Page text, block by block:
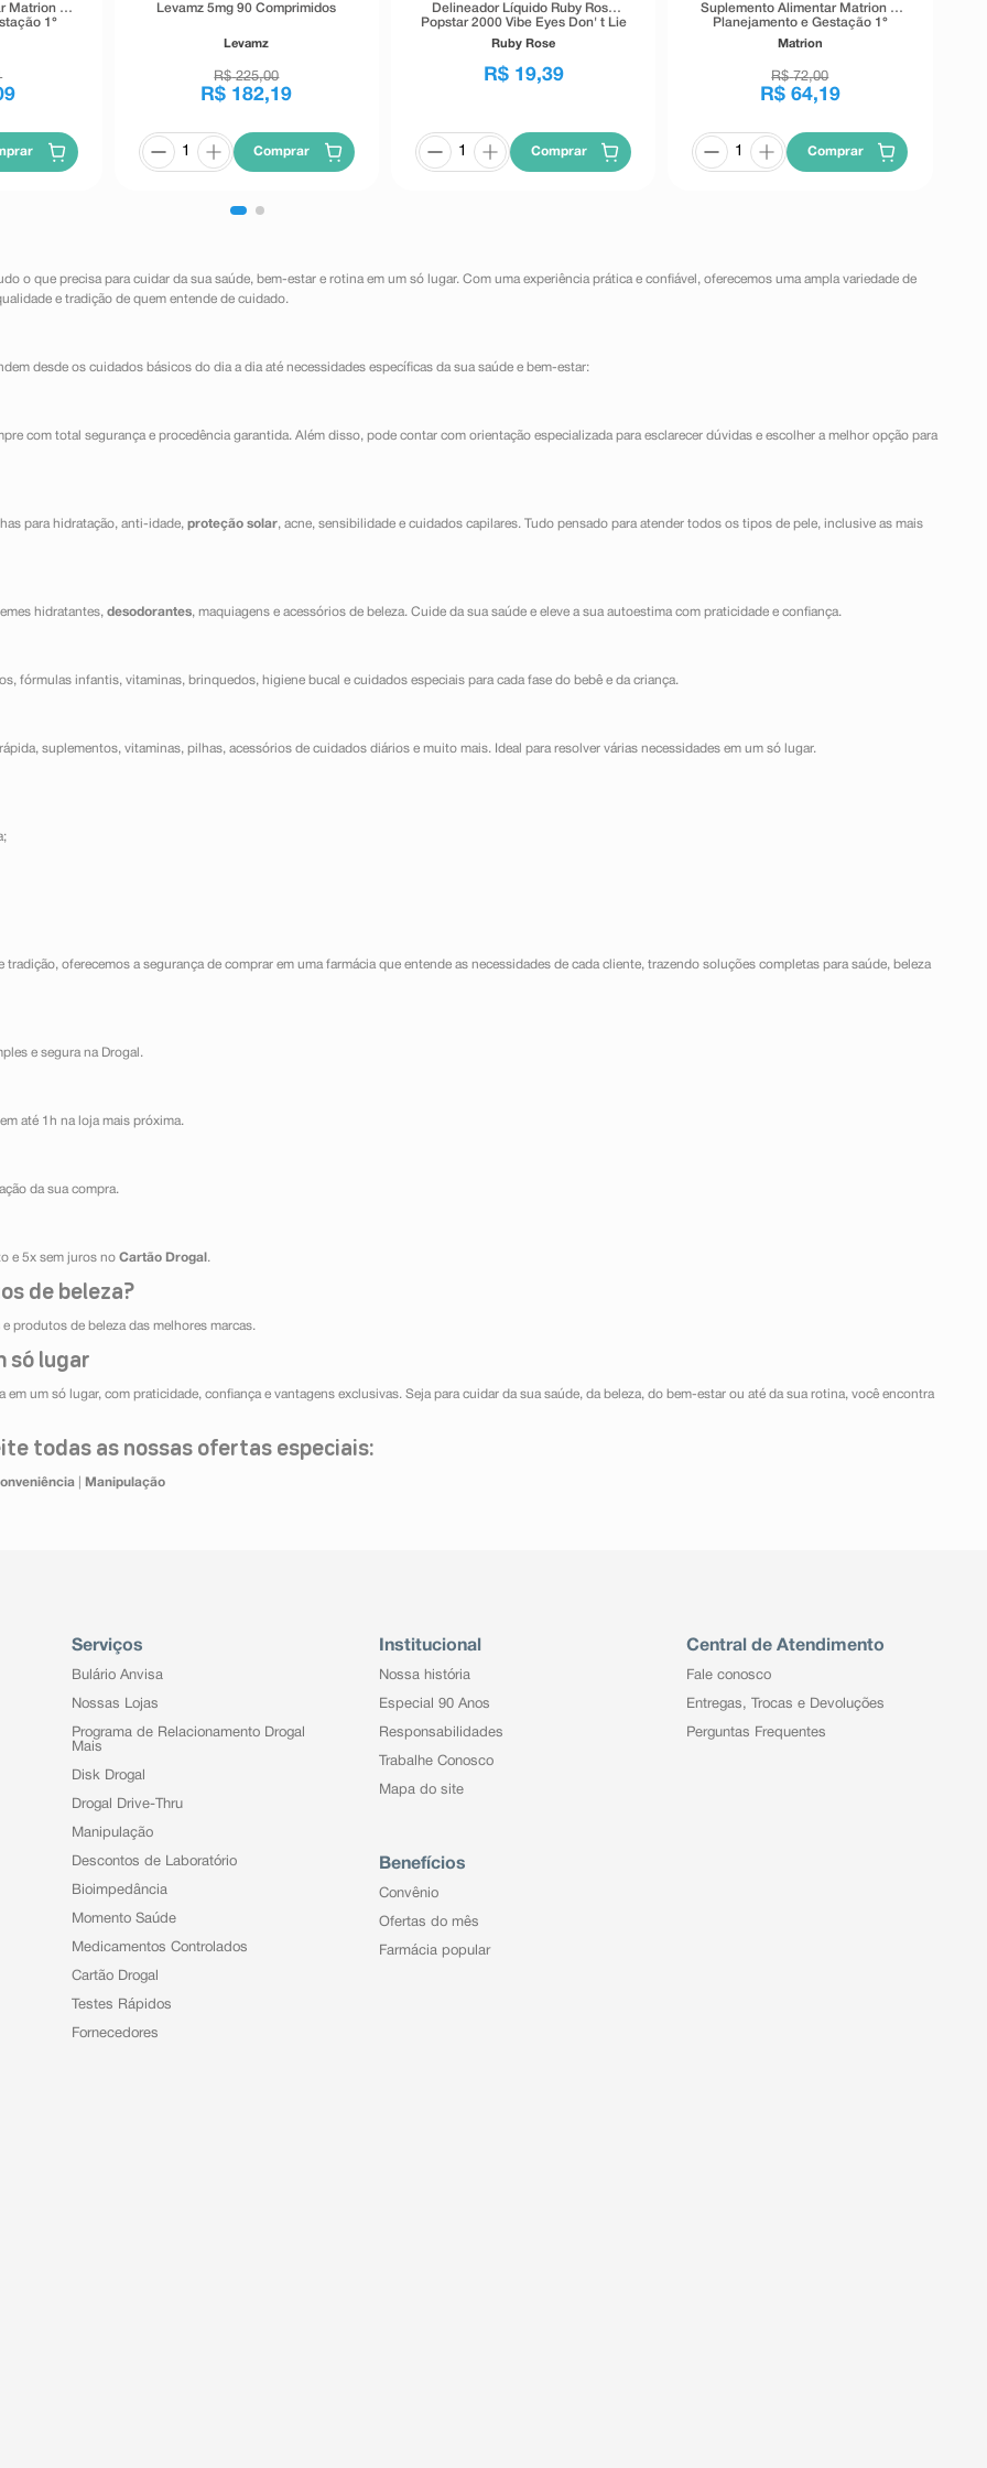
Matrion D
1°
Levamz 5mg 90 Comprimidos
Levamz
R$ 225,00
R$ 182,19
Comprar
Delineador Líquido Ruby Rose
Popstar 2000 Vibe Eyes Don' t Lie
Preto 5,5g
Ruby Rose
R$ 19,39
Comprar
Suplemento Alimentar Matrion D
Planejamento e Gestação 1°
Trimestre 30 Comprimidos
Revestidos
Matrion
R$ 72,00
R$ 64,19
Comprar
o que precisa para cuidar da sua saúde, bem-estar e rotina em um só lugar. Com uma experiência prática e confiável, oferecemos uma ampla variedade de
e tradição de quem entende de cuidado.
desde os cuidados básicos do dia a dia até necessidades específicas da sua saúde e bem-estar:
com total segurança e procedência garantida. Além disso, pode contar com orientação especializada para esclarecer dúvidas e escolher a melhor opção para
para hidratação, anti-idade, proteção solar, acne, sensibilidade e cuidados capilares. Tudo pensado para atender todos os tipos de pele, inclusive as mais
hidratantes, desodorantes, maquiagens e acessórios de beleza. Cuide da sua saúde e eleve a sua autoestima com praticidade e confiança.
fórmulas infantis, vitaminas, brinquedos, higiene bucal e cuidados especiais para cada fase do bebê e da criança.
suplementos, vitaminas, pilhas, acessórios de cuidados diários e muito mais. Ideal para resolver várias necessidades em um só lugar.
oferecemos a segurança de comprar em uma farmácia que entende as necessidades de cada cliente, trazendo soluções completas para saúde, beleza
e segura na Drogal.
até 1h na loja mais próxima.
da sua compra.
e 5x sem juros no Cartão Drogal .
de beleza?
e produtos de beleza das melhores marcas.
só lugar
um só lugar, com praticidade, confiança e vantagens exclusivas. Seja para cuidar da sua saúde, da beleza, do bem-estar ou até da sua rotina, você encontra
todas as nossas ofertas especiais:
Manipulação
Serviços
Bulário Anvisa
Nossas Lojas
Programa de Relacionamento Drogal
Mais
Disk Drogal
Drogal Drive-Thru
Manipulação
Descontos de Laboratório
Bioimpedância
Momento Saúde
Medicamentos Controlados
Cartão Drogal
Testes Rápidos
Fornecedores
Institucional
Nossa história
Especial 90 Anos
Responsabilidades
Trabalhe Conosco
Mapa do site
Benefícios
Convênio
Ofertas do mês
Farmácia popular
Central de Atendimento
Fale conosco
Entregas, Trocas e Devoluções
Perguntas Frequentes